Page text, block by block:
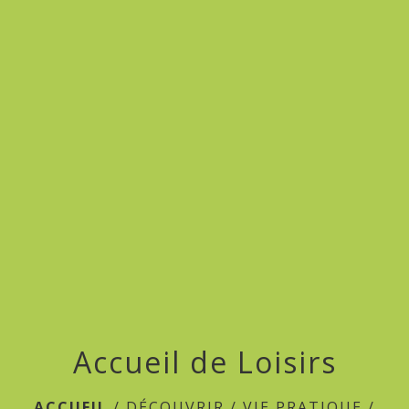
Accueil de Loisirs